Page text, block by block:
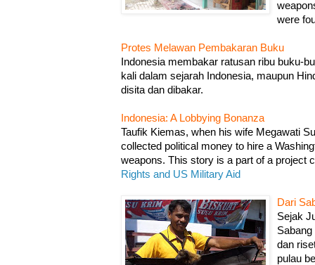
were
Protes Melawan Pembakaran Buku
Indonesia membakar ratusan ribu buku-
kali dalam sejarah Indonesia, maupun
disita dan dibakar.
Indonesia: A Lobbying Bonanza
Taufik Kiemas, when his wife Megawati
collected political money to hire a
weapons. This story is a part of a project
Rights and US Military Aid
Dari
Sejak
dan
pulau